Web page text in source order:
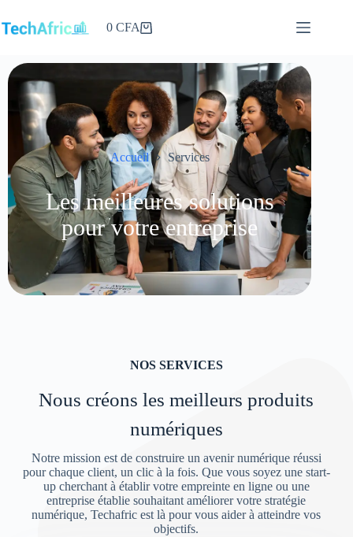
0CFA
Accueil Services
Les meilleures solutions
pour votre entreprise
NOS SERVICES
Nous créons les meilleurs produits
numériques
Notre mission est de construire un avenir numérique réussi
pour chaque client, un clic à la fois. Que vous soyez une start-
up cherchant à établir votre empreinte en ligne ou une
entreprise établie souhaitant améliorer votre stratégie
numérique, Techafric est là pour vous aider à atteindre vos
objectifs.